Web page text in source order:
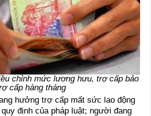
chỉnh mức lương hưu, trợ cấp bảo
cấp hàng tháng
hưởng trợ cấp mất sức lao động
định của pháp luật; người đang